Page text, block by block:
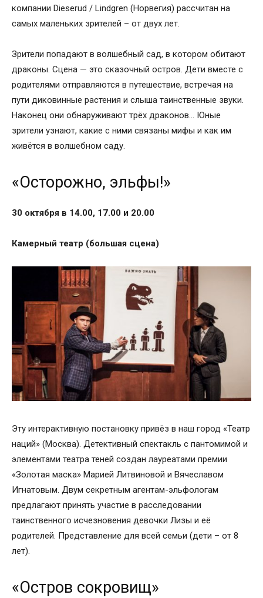
компании Dieserud / Lindgren (Норвегия) рассчитан на
самых маленьких зрителей – от двух лет.
Зрители попадают в волшебный сад, в котором обитают
драконы. Сцена — это сказочный остров. Дети вместе с
родителями отправляются в путешествие, встречая на
пути диковинные растения и слыша таинственные звуки.
Наконец они обнаруживают трёх драконов… Юные
зрители узнают, какие с ними связаны мифы и как им
живётся в волшебном саду.
«Осторожно, эльфы!»
30 октября в 14.00, 17.00 и 20.00
Камерный театр (большая сцена)
Эту интерактивную постановку привёз в наш город «Театр
наций» (Москва). Детективный спектакль с пантомимой и
элементами театра теней создан лауреатами премии
«Золотая маска» Марией Литвиновой и Вячеславом
Игнатовым. Двум секретным агентам-эльфологам
предлагают принять участие в расследовании
таинственного исчезновения девочки Лизы и её
родителей. Представление для всей семьи (дети – от 8
лет).
«Остров сокровищ»